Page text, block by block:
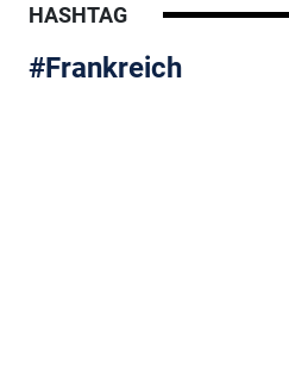
HASHTAG
#Frankreich